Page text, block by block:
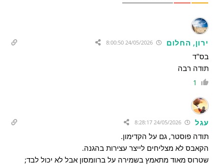
ירון, החלום 24/05/2026 8:00:50
בס"ד
תודה רבה
1
עגל
תודה פוסטר, גם על הקדימון.
הקאבס לא מצליחים לייצר עצירות בהגנה.
שטרוס מאוד מתאמץ בשמירה על ברוומסון אבל לא יכול לבד;